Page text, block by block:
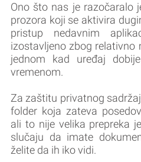
Ono što nas je razočaralo
prozora koji se aktivira
pristup nedavnim
izostavljeno zbog relativno
jednom kad uređaj
vremenom.
Za zaštitu privatnog
folder koja zateva
ali to nije velika prepreka
slučaju da imate
želite da ih iko vidi.